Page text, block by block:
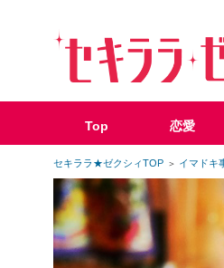
Top 恋愛
セキララ★ゼクシィTOP イマドキ